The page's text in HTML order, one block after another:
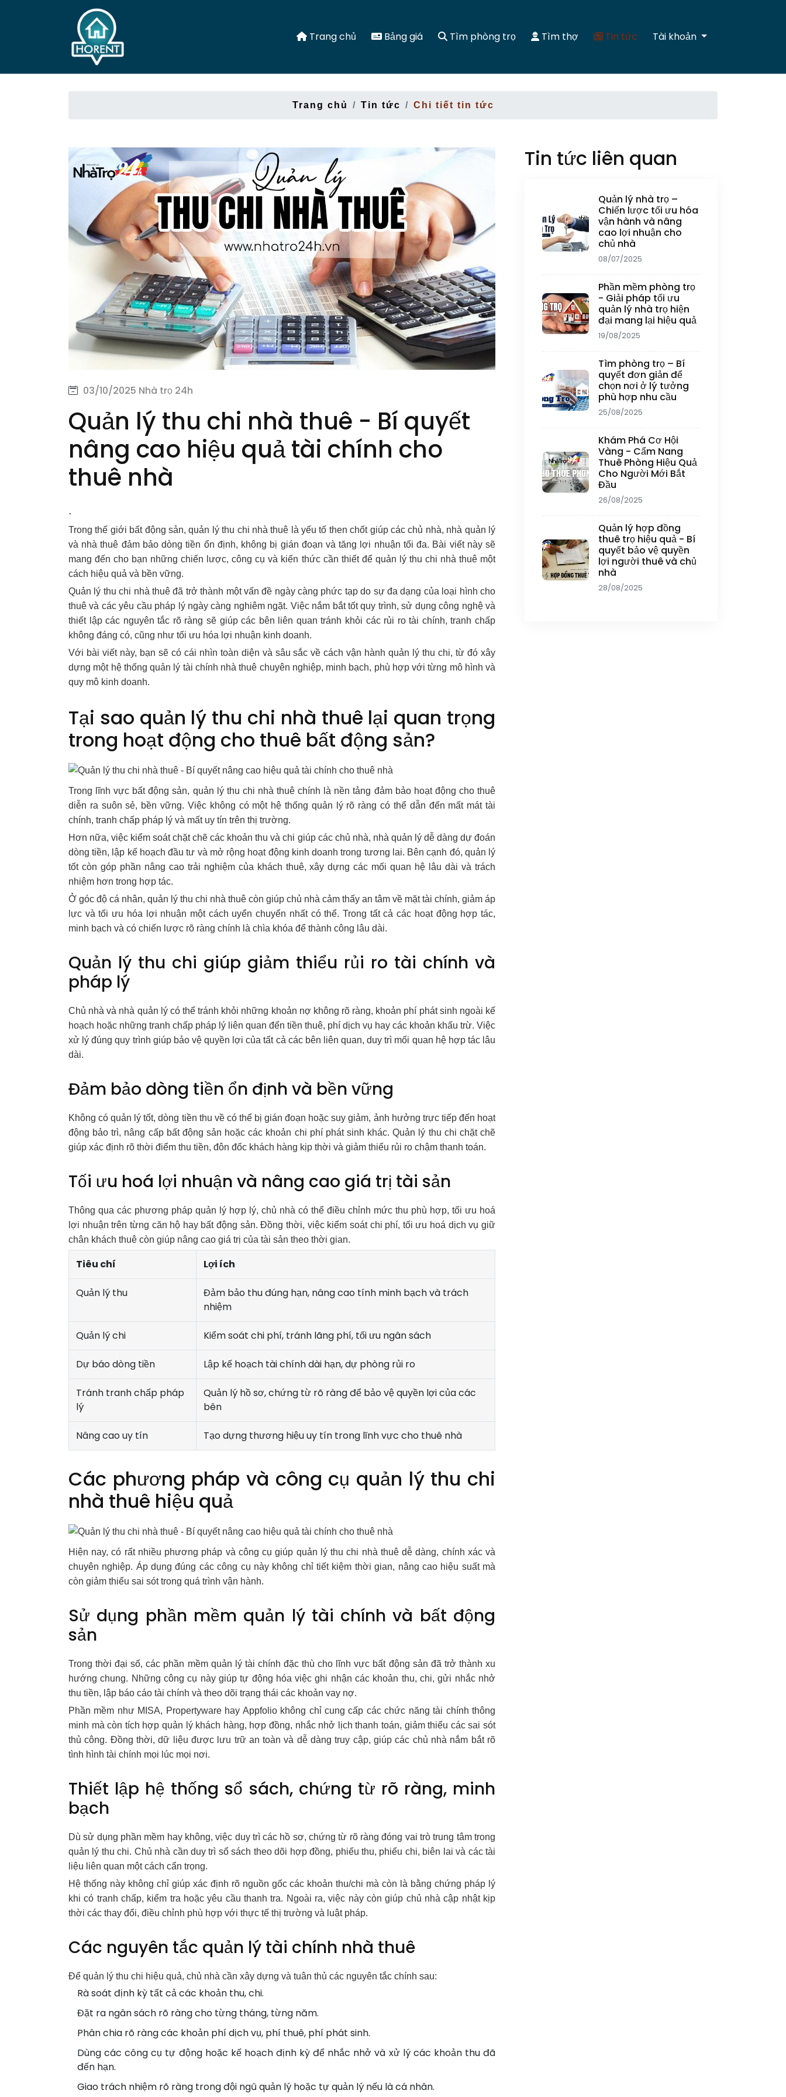
Trang chủ Bảng giá Tìm phòng trọ Tìm thợ Tin tức Tài khoản
Trang chủ Tin tức Chi tiết tin tức
03/10/2025 Nhà trọ 24h
Quản lý thu chi nhà thuê - Bí quyết
nâng cao hiệu quả tài chính cho
thuê nhà
.
Trong thế giới bất động sản, quản lý thu chi nhà thuê là yếu tố then chốt giúp các chủ nhà, nhà quản lý
và nhà thuê đảm bảo dòng tiền ổn định, không bị gián đoạn và tăng lợi nhuận tối đa. Bài viết này sẽ
mang đến cho bạn những chiến lược, công cụ và kiến thức cần thiết để quản lý thu chi nhà thuê một
cách hiệu quả và bền vững.
Quản lý thu chi nhà thuê đã trở thành một vấn đề ngày càng phức tạp do sự đa dạng của loại hình cho
thuê và các yêu cầu pháp lý ngày càng nghiêm ngặt. Việc nắm bắt tốt quy trình, sử dụng công nghệ và
thiết lập các nguyên tắc rõ ràng sẽ giúp các bên liên quan tránh khỏi các rủi ro tài chính, tranh chấp
không đáng có, cũng như tối ưu hóa lợi nhuận kinh doanh.
Với bài viết này, bạn sẽ có cái nhìn toàn diện và sâu sắc về cách vận hành quản lý thu chi, từ đó xây
dựng một hệ thống quản lý tài chính nhà thuê chuyên nghiệp, minh bạch, phù hợp với từng mô hình và
quy mô kinh doanh.
Tại sao quản lý thu chi nhà thuê lại quan trọng
trong hoạt động cho thuê bất động sản?
Trong lĩnh vực bất động sản, quản lý thu chi nhà thuê chính là nền tảng đảm bảo hoạt động cho thuê
diễn ra suôn sẻ, bền vững. Việc không có một hệ thống quản lý rõ ràng có thể dẫn đến mất mát tài
chính, tranh chấp pháp lý và mất uy tín trên thị trường.
Hơn nữa, việc kiểm soát chặt chẽ các khoản thu và chi giúp các chủ nhà, nhà quản lý dễ dàng dự đoán
dòng tiền, lập kế hoạch đầu tư và mở rộng hoạt động kinh doanh trong tương lai. Bên cạnh đó, quản lý
tốt còn góp phần nâng cao trải nghiệm của khách thuê, xây dựng các mối quan hệ lâu dài và trách
nhiệm hơn trong hợp tác.
Ở góc độ cá nhân, quản lý thu chi nhà thuê còn giúp chủ nhà cảm thấy an tâm về mặt tài chính, giảm áp
lực và tối ưu hóa lợi nhuận một cách uyển chuyển nhất có thể. Trong tất cả các hoạt động hợp tác,
minh bạch và có chiến lược rõ ràng chính là chìa khóa để thành công lâu dài.
Quản lý thu chi giúp giảm thiểu rủi ro tài chính và
pháp lý
Chủ nhà và nhà quản lý có thể tránh khỏi những khoản nợ không rõ ràng, khoản phí phát sinh ngoài kế
hoạch hoặc những tranh chấp pháp lý liên quan đến tiền thuê, phí dịch vụ hay các khoản khấu trừ. Việc
xử lý đúng quy trình giúp bảo vệ quyền lợi của tất cả các bên liên quan, duy trì mối quan hệ hợp tác lâu
dài.
Đảm bảo dòng tiền ổn định và bền vững
Không có quản lý tốt, dòng tiền thu về có thể bị gián đoạn hoặc suy giảm, ảnh hưởng trực tiếp đến hoạt
động bảo trì, nâng cấp bất động sản hoặc các khoản chi phí phát sinh khác. Quản lý thu chi chặt chẽ
giúp xác định rõ thời điểm thu tiền, đôn đốc khách hàng kịp thời và giảm thiểu rủi ro chậm thanh toán.
Tối ưu hoá lợi nhuận và nâng cao giá trị tài sản
Thông qua các phương pháp quản lý hợp lý, chủ nhà có thể điều chỉnh mức thu phù hợp, tối ưu hoá
lợi nhuận trên từng căn hộ hay bất động sản. Đồng thời, việc kiểm soát chi phí, tối ưu hoá dịch vụ giữ
chân khách thuê còn giúp nâng cao giá trị của tài sản theo thời gian.
Tiêu chí Lợi ích
Quản lý thu
Đảm bảo thu đúng hạn, nâng cao tính minh bạch và trách
nhiệm
Quản lý chi Kiểm soát chi phí, tránh lãng phí, tối ưu ngân sách
Dự báo dòng tiền Lập kế hoạch tài chính dài hạn, dự phòng rủi ro
Tránh tranh chấp pháp
lý
Quản lý hồ sơ, chứng từ rõ ràng để bảo vệ quyền lợi của các
bên
Nâng cao uy tín Tạo dựng thương hiệu uy tín trong lĩnh vực cho thuê nhà
Các phương pháp và công cụ quản lý thu chi
nhà thuê hiệu quả
Hiện nay, có rất nhiều phương pháp và công cụ giúp quản lý thu chi nhà thuê dễ dàng, chính xác và
chuyên nghiệp. Áp dụng đúng các công cụ này không chỉ tiết kiệm thời gian, nâng cao hiệu suất mà
còn giảm thiểu sai sót trong quá trình vận hành.
Sử dụng phần mềm quản lý tài chính và bất động
sản
Trong thời đại số, các phần mềm quản lý tài chính đặc thù cho lĩnh vực bất động sản đã trở thành xu
hướng chung. Những công cụ này giúp tự động hóa việc ghi nhận các khoản thu, chi, gửi nhắc nhở
thu tiền, lập báo cáo tài chính và theo dõi trạng thái các khoản vay nợ.
Phần mềm như MISA, Propertyware hay Appfolio không chỉ cung cấp các chức năng tài chính thông
minh mà còn tích hợp quản lý khách hàng, hợp đồng, nhắc nhở lịch thanh toán, giảm thiểu các sai sót
thủ công. Đồng thời, dữ liệu được lưu trữ an toàn và dễ dàng truy cập, giúp các chủ nhà nắm bắt rõ
tình hình tài chính mọi lúc mọi nơi.
Thiết lập hệ thống sổ sách, chứng từ rõ ràng, minh
bạch
Dù sử dụng phần mềm hay không, việc duy trì các hồ sơ, chứng từ rõ ràng đóng vai trò trung tâm trong
quản lý thu chi. Chủ nhà cần duy trì sổ sách theo dõi hợp đồng, phiếu thu, phiếu chi, biên lai và các tài
liệu liên quan một cách cẩn trọng.
Hệ thống này không chỉ giúp xác định rõ nguồn gốc các khoản thu/chi mà còn là bằng chứng pháp lý
khi có tranh chấp, kiểm tra hoặc yêu cầu thanh tra. Ngoài ra, việc này còn giúp chủ nhà cập nhật kịp
thời các thay đổi, điều chỉnh phù hợp với thực tế thị trường và luật pháp.
Các nguyên tắc quản lý tài chính nhà thuê
Để quản lý thu chi hiệu quả, chủ nhà cần xây dựng và tuân thủ các nguyên tắc chính sau:
Rà soát định kỳ tất cả các khoản thu, chi.
Đặt ra ngân sách rõ ràng cho từng tháng, từng năm.
Phân chia rõ ràng các khoản phí dịch vụ, phí thuê, phí phát sinh.
Dùng các công cụ tự động hoặc kế hoạch định kỳ để nhắc nhở và xử lý các khoản thu đã
đến hạn.
Giao trách nhiệm rõ ràng trong đội ngũ quản lý hoặc tự quản lý nếu là cá nhân.
Tin tức liên quan
Quản lý nhà trọ –
Chiến lược tối ưu hóa
vận hành và nâng
cao lợi nhuận cho
chủ nhà
08/07/2025
Phần mềm phòng trọ
- Giải pháp tối ưu
quản lý nhà trọ hiện
đại mang lại hiệu quả
19/08/2025
Tìm phòng trọ – Bí
quyết đơn giản để
chọn nơi ở lý tưởng
phù hợp nhu cầu
25/08/2025
Khám Phá Cơ Hội
Vàng - Cẩm Nang
Thuê Phòng Hiệu Quả
Cho Người Mới Bắt
Đầu
26/08/2025
Quản lý hợp đồng
thuê trọ hiệu quả - Bí
quyết bảo vệ quyền
lợi người thuê và chủ
nhà
28/08/2025